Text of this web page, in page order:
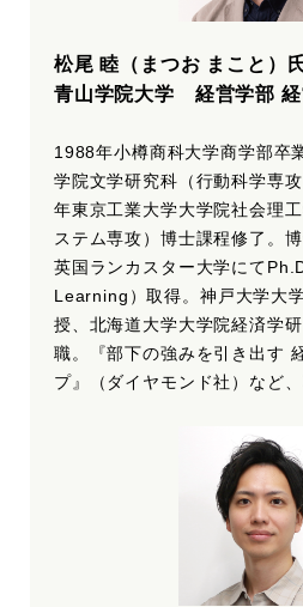
松尾 睦（まつお まこと）
青山学院大学 経営学部
1988年小樽商科大学商学部卒
学院文学研究科（行動科学専
年東京工業大学大学院社会理
ステム専攻）博士課程修了。
英国ランカスター大学にて
Learning）取得。神戸大学大
授、北海道大学大学院経済学
職。『部下の強みを引き出す
プ』（ダイヤモンド社）など、